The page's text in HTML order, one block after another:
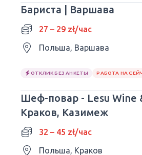
Бариста | Варшава
27 – 29 zł/час
Польша, Варшава
ОТКЛИК БЕЗ АНКЕТЫ РАБОТА НА
Шеф-повар - Lesu Wine
Краков, Казимеж
32 – 45 zł/час
Польша, Краков